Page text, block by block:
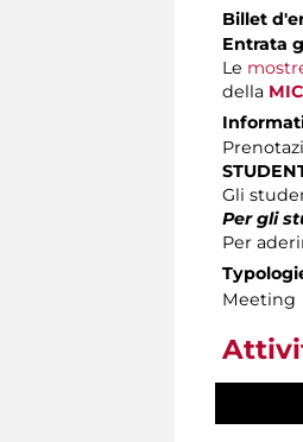
Billet
Entrata
Le
della
Gli
Per gli
Per
Meeting